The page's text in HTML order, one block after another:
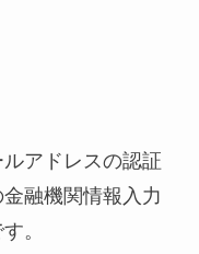
アドレスの認証
融機関情報入力
。